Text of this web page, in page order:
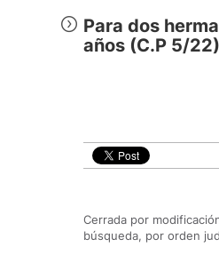
Para dos
años (C.P 5/22)
Cerrada por
búsqueda, por orden